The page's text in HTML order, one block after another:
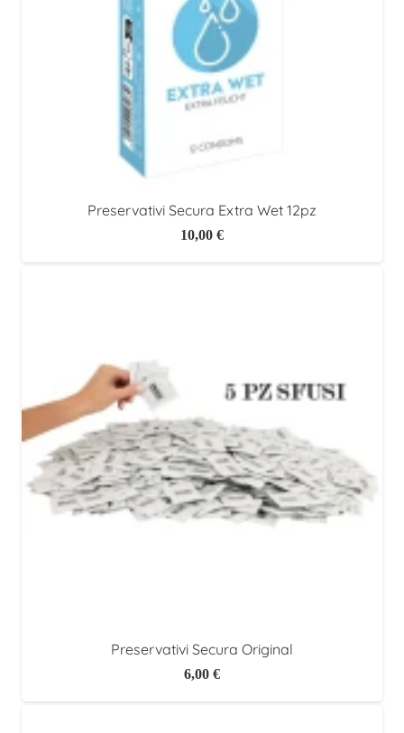
Preservativi Secura Extra Wet 12pz
10,00 €
Preservativi Secura Original
6,00 €